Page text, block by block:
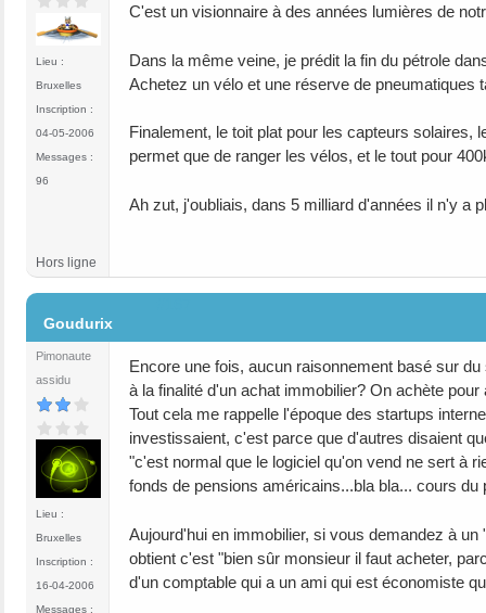
Lieu :
Bruxelles
Inscription :
04-05-2006
Messages :
96
C'est un visionnaire à des années lumières de
Dans la même veine, je prédit la fin du pétrole
Achetez un vélo et une réserve de pneumatiques
Finalement, le toit plat pour les capteurs solaires,
permet que de ranger les vélos, et le tout pour
Ah zut, j'oubliais, dans 5 milliard d'années il n'y a
Hors ligne
Goudurix
Pimonaute
assidu
Lieu :
Bruxelles
Inscription :
16-04-2006
Messages :
Encore une fois, aucun raisonnement basé sur
à la finalité d'un achat immobilier? On achète
Tout cela me rappelle l'époque des startups
investissaient, c'est parce que d'autres disaient
"c'est normal que le logiciel qu'on vend ne sert à
fonds de pensions américains...bla bla... cours
Aujourd'hui en immobilier, si vous demandez à
obtient c'est "bien sûr monsieur il faut acheter,
d'un comptable qui a un ami qui est économiste